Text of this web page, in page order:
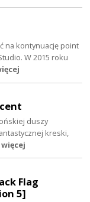
na kontynuację point
W 2015 roku
duszy
kreski,
Flag
5]